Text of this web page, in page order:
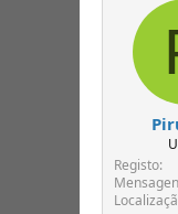
ó
p
i
Registo